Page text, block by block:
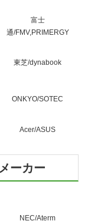
富士
通/FMV,PRIMERGY
東芝/dynabook
ONKYO/SOTEC
Acer/ASUS
ーカー
NEC/Aterm